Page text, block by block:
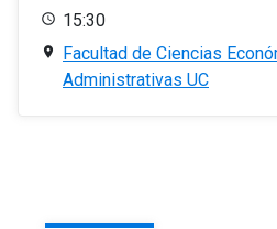
15:30
Facultad de Ciencias
Administrativas UC